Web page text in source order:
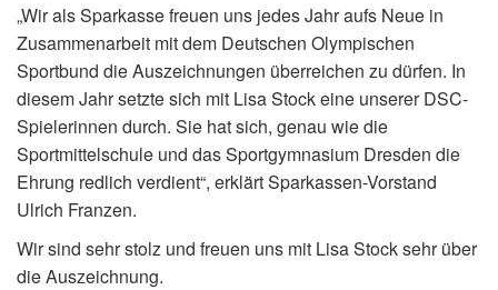
„Wir als Sparkasse freuen uns jedes Jahr aufs Neue in
Zusammenarbeit mit dem Deutschen Olympischen
Sportbund die Auszeichnungen überreichen zu dürfen. In
diesem Jahr setzte sich mit Lisa Stock eine unserer DSC-
Spielerinnen durch. Sie hat sich, genau wie die
Sportmittelschule und das Sportgymnasium Dresden die
Ehrung redlich verdient“, erklärt Sparkassen-Vorstand
Ulrich Franzen.
Wir sind sehr stolz und freuen uns mit Lisa Stock sehr über
die Auszeichnung.